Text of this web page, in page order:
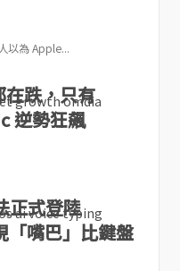
以為 Apple...
在跌，只有
逆勢狂飆
正式登陸
「嘴巴」比鍵盤